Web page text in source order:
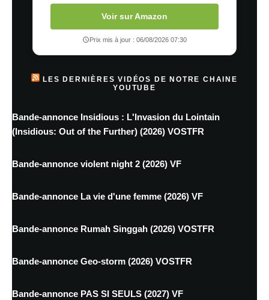
Voir sur Amazon
Prix mis à jour : 06/08/2026 07:30
LES DERNIÈRES VIDÉOS DE NOTRE CHAINE
YOUTUBE
Bande-annonce Insidious : L'Invasion du Lointain
(Insidious: Out of the Further) (2026) VOSTFR
Bande-annonce violent night 2 (2026) VF
Bande-annonce La vie d'une femme (2026) VF
Bande-annonce Rumah Singgah (2026) VOSTFR
Bande-annonce Geo-storm (2026) VOSTFR
Bande-annonce PAS SI SEULS (2027) VF